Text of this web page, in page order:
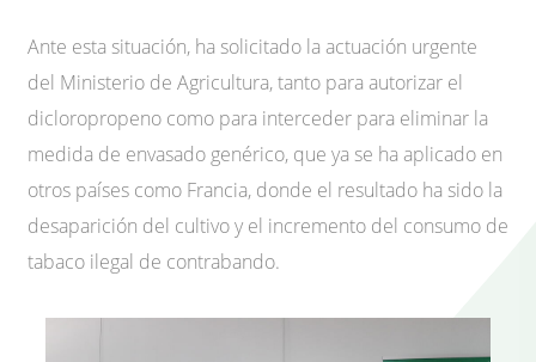
Ante esta situación, ha solicitado la actuación urgente
del Ministerio de Agricultura, tanto para autorizar el
dicloropropeno como para interceder para eliminar la
medida de envasado genérico, que ya se ha aplicado en
otros países como Francia, donde el resultado ha sido la
desaparición del cultivo y el incremento del consumo de
tabaco ilegal de contrabando.